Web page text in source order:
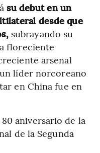
su debut en un
desde que
subrayando su
floreciente
arsenal
líder norcoreano
en China fue en
aniversario de la
de la Segunda